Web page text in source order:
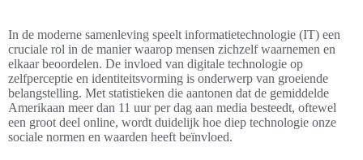
In de moderne samenleving speelt informatietechnologie (IT) een
cruciale rol in de manier waarop mensen zichzelf waarnemen en
elkaar beoordelen. De invloed van digitale technologie op
zelfperceptie en identiteitsvorming is onderwerp van groeiende
belangstelling. Met statistieken die aantonen dat de gemiddelde
Amerikaan meer dan 11 uur per dag aan media besteedt, oftewel
een groot deel online, wordt duidelijk hoe diep technologie onze
sociale normen en waarden heeft beïnvloed.